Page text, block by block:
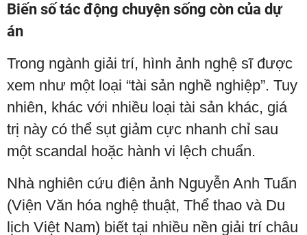
Biến số tác động chuyện sống còn của dự
án
Trong ngành giải trí, hình ảnh nghệ sĩ được
xem như một loại “tài sản nghề nghiệp”. Tuy
nhiên, khác với nhiều loại tài sản khác, giá
trị này có thể sụt giảm cực nhanh chỉ sau
một scandal hoặc hành vi lệch chuẩn.
Nhà nghiên cứu điện ảnh Nguyễn Anh Tuấn
(Viện Văn hóa nghệ thuật, Thể thao và Du
lịch Việt Nam) biết tại nhiều nền giải trí châu